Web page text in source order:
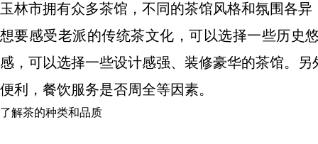
玉林市拥有众多茶馆，不同的茶馆风格和氛围各
想要感受老派的传统茶文化，可以选择一些历史
感，可以选择一些设计感强、装修豪华的茶馆。
便利，餐饮服务是否周全等因素。
了解茶的种类和品质